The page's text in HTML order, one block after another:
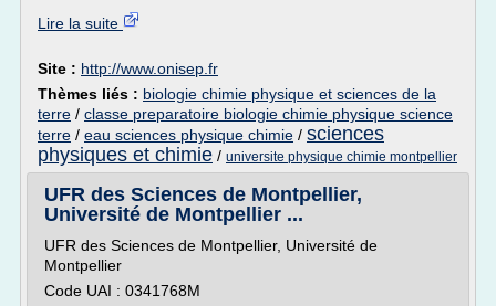
Lire la suite
Site : http://www.onisep.fr
Thèmes liés : biologie chimie physique et sciences de la
terre / classe preparatoire biologie chimie physique science
terre / eau sciences physique chimie / sciences
physiques et chimie / universite physique chimie montpellier
UFR des Sciences de Montpellier,
Université de Montpellier ...
UFR des Sciences de Montpellier, Université de
Montpellier
Code UAI : 0341768M